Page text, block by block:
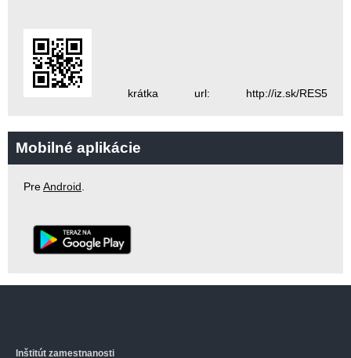
krátka url: http://iz.sk/RES5
Mobilné aplikácie
PreAndroid
Inštitút zamestnanosti